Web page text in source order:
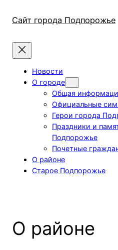
Сайт города Подпорожье
Новости
О городе
Общая
Официальные
Герои города
Праздники и
Подпорожье
Почетные
О районе
Старое Подпорожье
О районе